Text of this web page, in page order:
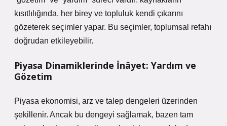
kısıtlılığında, her birey ve topluluk kendi çıkarını
gözeterek seçimler yapar. Bu seçimler, toplumsal refahı
doğrudan etkileyebilir.
Piyasa Dinamiklerinde İnâyet: Yardım ve
Gözetim
Piyasa ekonomisi, arz ve talep dengeleri üzerinden
şekillenir. Ancak bu dengeyi sağlamak, bazen tam